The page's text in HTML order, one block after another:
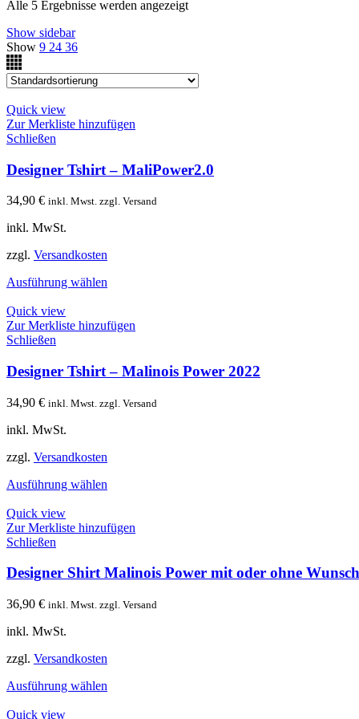
Alle 5 Ergebnisse werden angezeigt
Show sidebar
Show 9 24 36
Quick view
Zur Merkliste hinzufügen
Schließen
Designer Tshirt – MaliPower2.0
34,90 € inkl. Mwst. zzgl. Versand
inkl. MwSt.
zzgl. Versandkosten
Ausführung wählen
Quick view
Zur Merkliste hinzufügen
Schließen
Designer Tshirt – Malinois Power 2022
34,90 € inkl. Mwst. zzgl. Versand
inkl. MwSt.
zzgl. Versandkosten
Ausführung wählen
Quick view
Zur Merkliste hinzufügen
Schließen
Designer Shirt Malinois Power mit oder ohne
36,90 € inkl. Mwst. zzgl. Versand
inkl. MwSt.
zzgl. Versandkosten
Ausführung wählen
Quick view